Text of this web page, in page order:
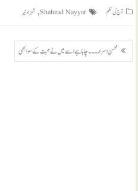
آج کی نظم Shahzad Nayyar
,شہزاد نیر
پوسٹوں
کی
محسن اسرار ۔۔۔ چاہا ہے اسے میں نے محبت کے سوا بھی